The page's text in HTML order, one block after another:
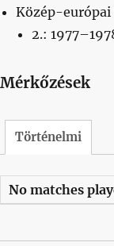
Közép-európai
2.:
Mérkőzések
Történelmi
No matches